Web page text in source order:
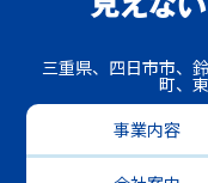
三重県、四日市市、
町、
事業内容